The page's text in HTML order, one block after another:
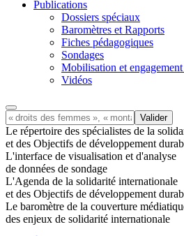
Publications
Dossiers spéciaux
Baromètres et Rapports
Fiches pédagogiques
Sondages
Mobilisation et
Vidéos
Le répertoire des spécialistes de la
et des Objectifs de développement
L'interface de visualisation et d'analyse
de données de sondage
L'Agenda de la solidarité internationale
et des Objectifs de développement
Le baromètre de la couverture
des enjeux de solidarité internationale